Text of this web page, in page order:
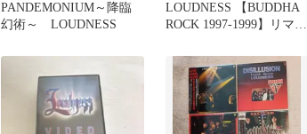
PANDEMONIUM～降臨
幻術～ LOUDNESS
LOUDNESS 【BUDDHA
ROCK 1997-1999】リマス